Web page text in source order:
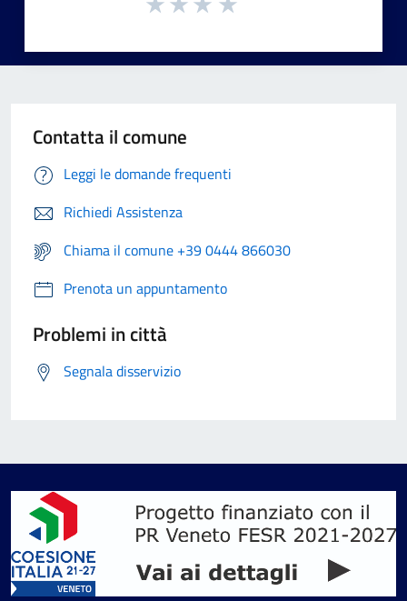
Contatta il comune
Leggi le domande frequenti
Richiedi Assistenza
Chiama il comune +39 0444 866030
Prenota un appuntamento
Problemi in città
Segnala disservizio